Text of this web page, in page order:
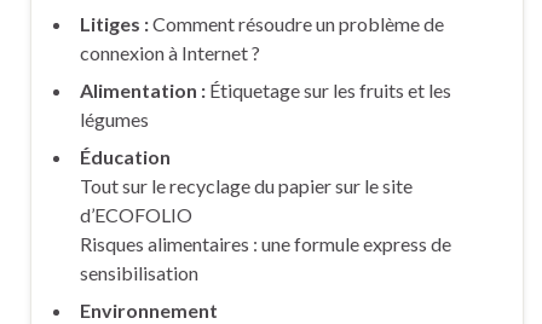
Litiges :Comment résoudre un problème de
connexion à Internet ?
Alimentation : Étiquetage sur les fruits et les
légumes
Éducation
Tout sur le recyclage du papier sur le site
d’ECOFOLIO
Risques alimentaires : une formule express de
sensibilisation
Environnement